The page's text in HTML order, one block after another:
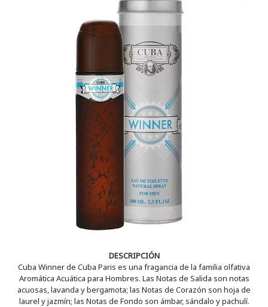
DESCRIPCIÓN
Cuba Winner de Cuba Paris es una fragancia de la familia olfativa
Aromática Acuática para Hombres. Las Notas de Salida son notas
acuosas, lavanda y bergamota; las Notas de Corazón son hoja de
laurel y jazmín; las Notas de Fondo son ámbar, sándalo y pachulí.